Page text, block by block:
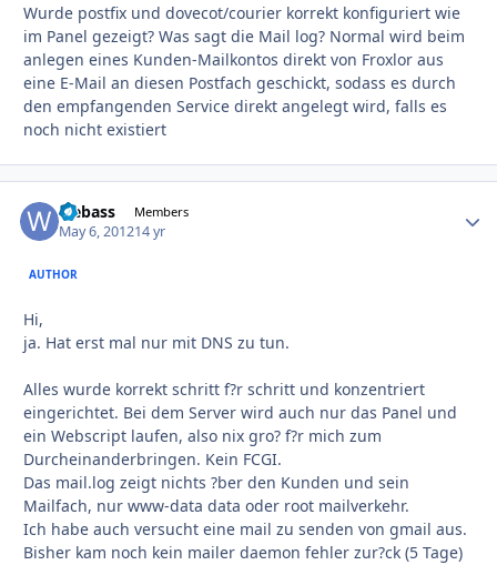
Wurde postfix und dovecot/courier korrekt konfiguriert wie
im Panel gezeigt? Was sagt die Mail log? Normal wird beim
anlegen eines Kunden-Mailkontos direkt von Froxlor aus
eine E-Mail an diesen Postfach geschickt, sodass es durch
den empfangenden Service direkt angelegt wird, falls es
noch nicht existiert
webass Members
May 6, 201214 yr
AUTHOR
Hi,
ja. Hat erst mal nur mit DNS zu tun.
Alles wurde korrekt schritt f?r schritt und konzentriert
eingerichtet. Bei dem Server wird auch nur das Panel und
ein Webscript laufen, also nix gro? f?r mich zum
Durcheinanderbringen. Kein FCGI.
Das mail.log zeigt nichts ?ber den Kunden und sein
Mailfach, nur www-data data oder root mailverkehr.
Ich habe auch versucht eine mail zu senden von gmail aus.
Bisher kam noch kein mailer daemon fehler zur?ck (5 Tage)